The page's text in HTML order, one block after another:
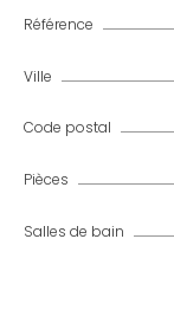
Référence
Ville
Code postal
Pièces
Salles de bain